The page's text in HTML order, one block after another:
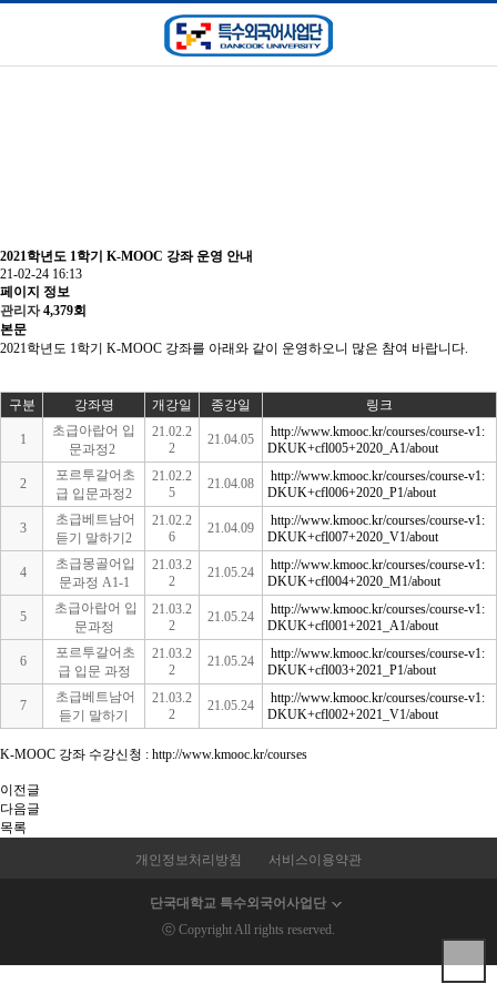
2021학년도 1학기 K-MOOC 강좌 운영 안내
21-02-24 16:13
페이지 정보
관리자 4,379회
본문
2021학년도 1학기 K-MOOC 강좌를 아래와 같이 운영하오니 많은 참여 바랍니다.
구분 강좌명 개강일 종강일 링크
1
초급아랍어 입
문과정2
21.02.2
2
21.04.05
http://www.kmooc.kr/courses/course-v1:
DKUK+cfl005+2020_A1/about
2
포르투갈어초
급 입문과정2
21.02.2
5
21.04.08
http://www.kmooc.kr/courses/course-v1:
DKUK+cfl006+2020_P1/about
3
초급베트남어
듣기 말하기2
21.02.2
6
21.04.09
http://www.kmooc.kr/courses/course-v1:
DKUK+cfl007+2020_V1/about
4
초급몽골어입
문과정 A1-1
21.03.2
2
21.05.24
http://www.kmooc.kr/courses/course-v1:
DKUK+cfl004+2020_M1/about
5
초급아랍어 입
문과정
21.03.2
2
21.05.24
http://www.kmooc.kr/courses/course-v1:
DKUK+cfl001+2021_A1/about
6
포르투갈어초
급 입문 과정
21.03.2
2
21.05.24
http://www.kmooc.kr/courses/course-v1:
DKUK+cfl003+2021_P1/about
7
초급베트남어
듣기 말하기
21.03.2
2
21.05.24
http://www.kmooc.kr/courses/course-v1:
DKUK+cfl002+2021_V1/about
K-MOOC 강좌 수강신청 : http://www.kmooc.kr/courses
이전글
다음글
목록
개인정보처리방침 서비스이용약관
단국대학교 특수외국어사업단
ⓒ Copyright All rights reserved.